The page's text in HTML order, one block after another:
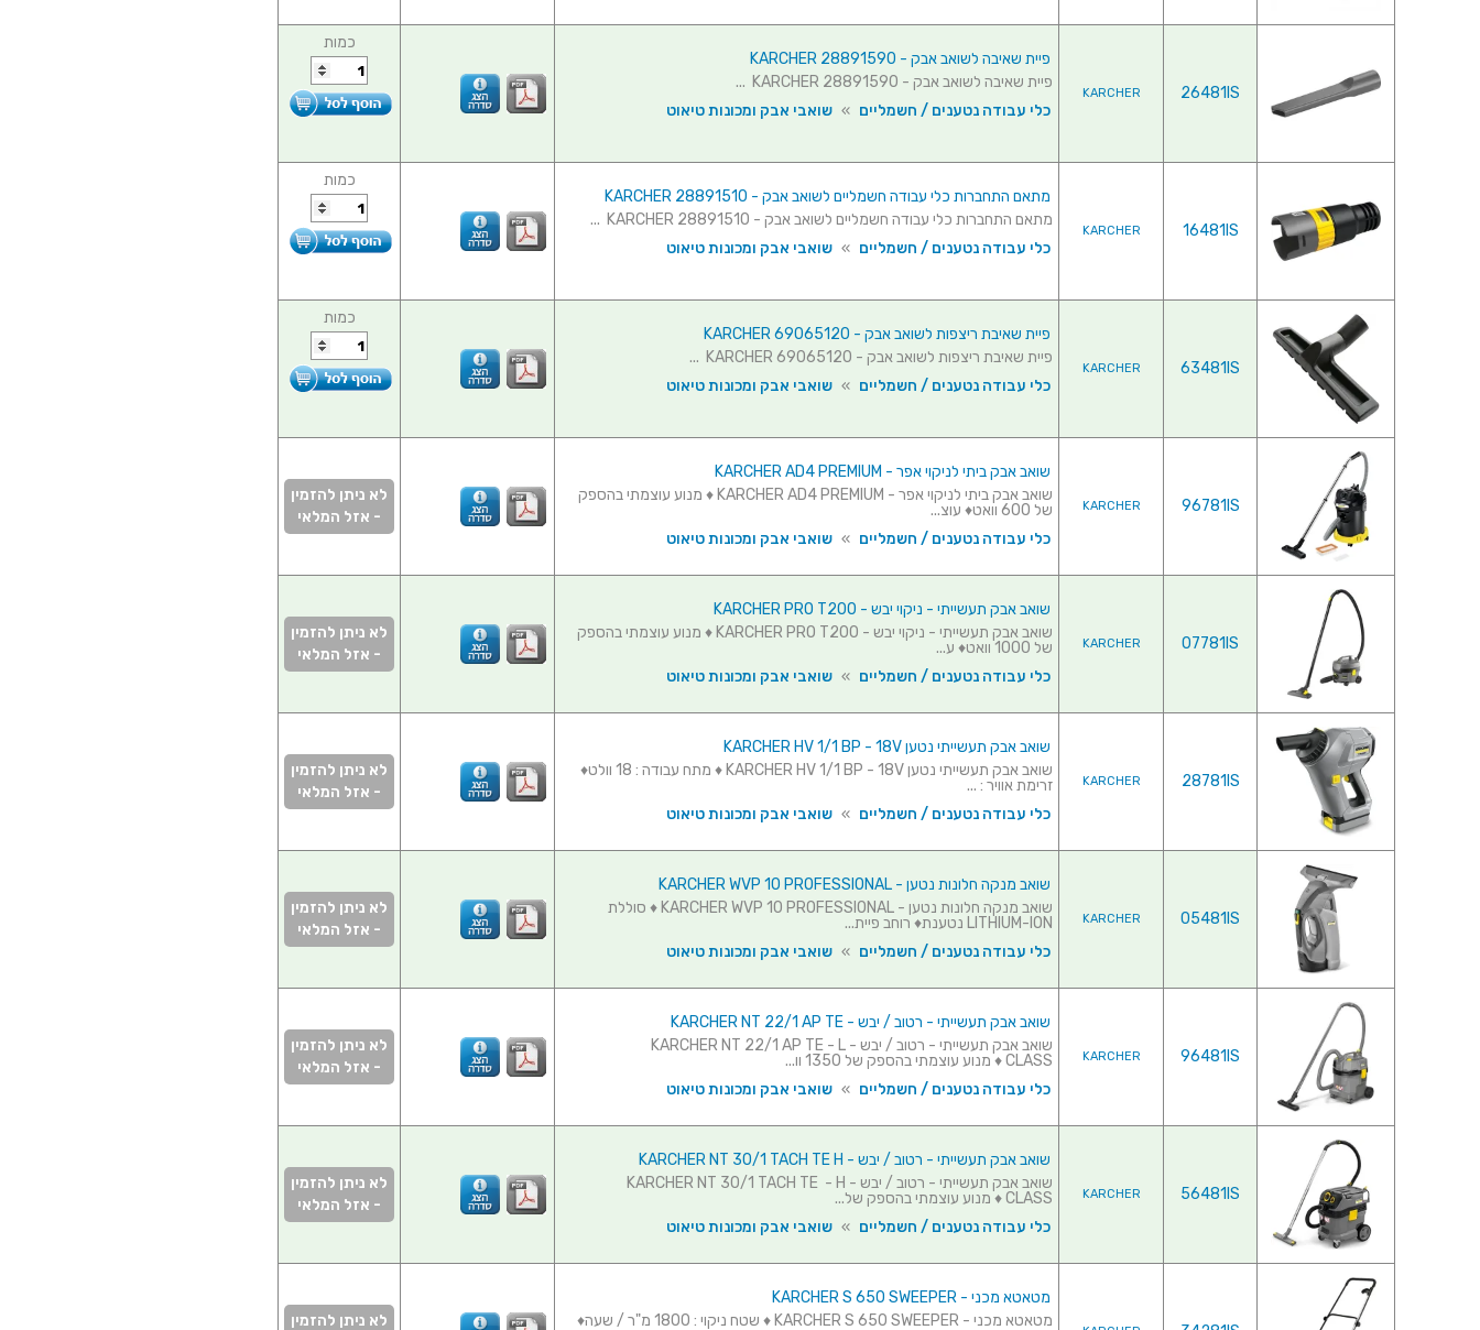
26481IS
KARCHER
פיית שאיבה לשואב אבק - KARCHER 28891590
פיית שאיבה לשואב אבק - KARCHER 28891590 ...
כלי עבודה נטענים / חשמליים » שואבי אבק ומכונות טיאוט
כמות
16481IS
KARCHER
מתאם התחברות כלי עבודה חשמליים לשואב אבק - KARCHER 28891510
מתאם התחברות כלי עבודה חשמליים לשואב אבק - KARCHER 28891510 ...
כלי עבודה נטענים / חשמליים » שואבי אבק ומכונות טיאוט
כמות
63481IS
KARCHER
פיית שאיבת ריצפות לשואב אבק - KARCHER 69065120
פיית שאיבת ריצפות לשואב אבק - KARCHER 69065120 ...
כלי עבודה נטענים / חשמליים » שואבי אבק ומכונות טיאוט
כמות
96781IS
KARCHER
שואב אבק ביתי לניקוי אפר - KARCHER AD4 PREMIUM
שואב אבק ביתי לניקוי אפר - KARCHER AD4 PREMIUM ♦ מנוע עוצמתי בהספק
של 600 וואט♦ עוצ...
כלי עבודה נטענים / חשמליים » שואבי אבק ומכונות טיאוט
לא ניתן להזמין
- אזל המלאי
07781IS
KARCHER
שואב אבק תעשייתי - ניקוי יבש - KARCHER PRO T200
שואב אבק תעשייתי - ניקוי יבש - KARCHER PRO T200 ♦ מנוע עוצמתי בהספק
של 1000 וואט♦ ע...
כלי עבודה נטענים / חשמליים » שואבי אבק ומכונות טיאוט
לא ניתן להזמין
- אזל המלאי
28781IS
KARCHER
שואב אבק תעשייתי נטען KARCHER HV 1/1 BP - 18V
שואב אבק תעשייתי נטען KARCHER HV 1/1 BP - 18V ♦ מתח עבודה : 18 וולט♦
זרימת אוויר : ...
כלי עבודה נטענים / חשמליים » שואבי אבק ומכונות טיאוט
לא ניתן להזמין
- אזל המלאי
05481IS
KARCHER
שואב מנקה חלונות נטען - KARCHER WVP 10 PROFESSIONAL
שואב מנקה חלונות נטען - KARCHER WVP 10 PROFESSIONAL ♦ סוללת
LITHIUM-ION נטענת♦ רוחב פיית...
כלי עבודה נטענים / חשמליים » שואבי אבק ומכונות טיאוט
לא ניתן להזמין
- אזל המלאי
96481IS
KARCHER
שואב אבק תעשייתי - רטוב / יבש - KARCHER NT 22/1 AP TE
שואב אבק תעשייתי - רטוב / יבש - KARCHER NT 22/1 AP TE - L
CLASS ♦ מנוע עוצמתי בהספק של 1350 וו...
כלי עבודה נטענים / חשמליים » שואבי אבק ומכונות טיאוט
לא ניתן להזמין
- אזל המלאי
56481IS
KARCHER
שואב אבק תעשייתי - רטוב / יבש - KARCHER NT 30/1 TACH TE H
שואב אבק תעשייתי - רטוב / יבש - KARCHER NT 30/1 TACH TE - H
CLASS ♦ מנוע עוצמתי בהספק של...
כלי עבודה נטענים / חשמליים » שואבי אבק ומכונות טיאוט
לא ניתן להזמין
- אזל המלאי
מטאטא מכני - KARCHER S 650 SWEEPER
מטאטא מכני - KARCHER S 650 SWEEPER ♦ שטח ניקוי : 1800 מ"ר / שעה♦
לא ניתן להזמין